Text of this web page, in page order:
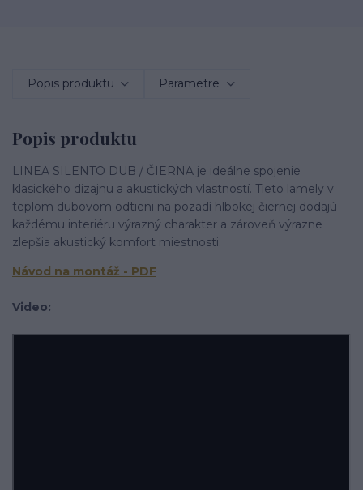
Popis produktu Parametre
Popis produktu
LINEA SILENTO DUB / ČIERNA je ideálne spojenie
klasického dizajnu a akustických vlastností. Tieto lamely v
teplom dubovom odtieni na pozadí hlbokej čiernej dodajú
každému interiéru výrazný charakter a zároveň výrazne
zlepšia akustický komfort miestnosti.
Návod na montáž - PDF
Video: